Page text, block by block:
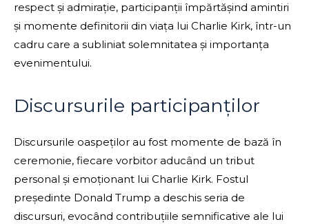
respect și admirație, participanții împărtășind amintiri
și momente definitorii din viața lui Charlie Kirk, într-un
cadru care a subliniat solemnitatea și importanța
evenimentului.
Discursurile participanților
Discursurile oaspeților au fost momente de bază în
ceremonie, fiecare vorbitor aducând un tribut
personal și emoționant lui Charlie Kirk. Fostul
președinte Donald Trump a deschis seria de
discursuri, evocând contribuțiile semnificative ale lui